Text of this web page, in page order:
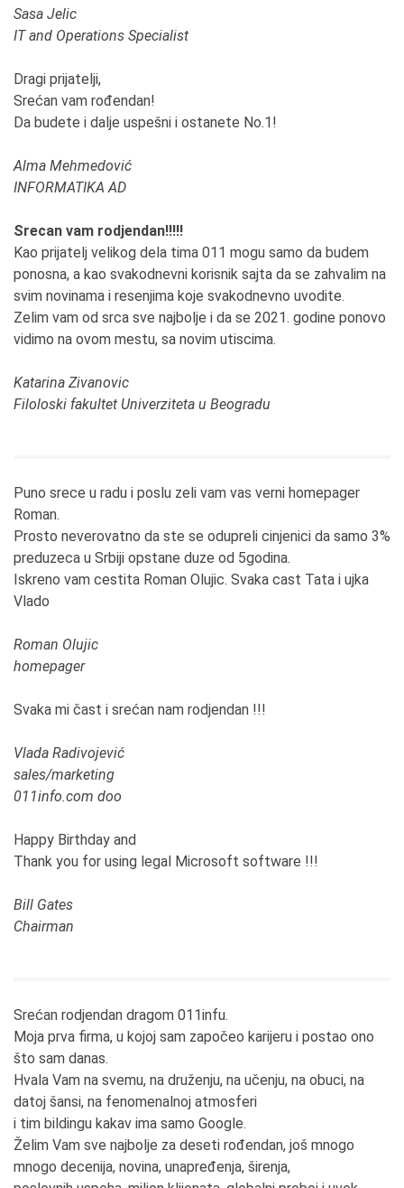
Sasa Jelic
IT and Operations Specialist
Dragi prijatelji,
Srećan vam rođendan!
Da budete i dalje uspešni i ostanete No.1!
Alma Mehmedović
INFORMATIKA AD
Srecan vam rodjendan!!!!!
Kao prijatelj velikog dela tima 011 mogu samo da budem
ponosna, a kao svakodnevni korisnik sajta da se zahvalim na
svim novinama i resenjima koje svakodnevno uvodite.
Zelim vam od srca sve najbolje i da se 2021. godine ponovo
vidimo na ovom mestu, sa novim utiscima.
Katarina Zivanovic
Filoloski fakultet Univerziteta u Beogradu
Puno srece u radu i poslu zeli vam vas verni homepager
Roman.
Prosto neverovatno da ste se odupreli cinjenici da samo 3%
preduzeca u Srbiji opstane duze od 5godina.
Iskreno vam cestita Roman Olujic. Svaka cast Tata i ujka
Vlado
Roman Olujic
homepager
Svaka mi čast i srećan nam rodjendan !!!
Vlada Radivojević
sales/marketing
011info.com doo
Happy Birthday and
Thank you for using legal Microsoft software !!!
Bill Gates
Chairman
Srećan rodjendan dragom 011infu.
Moja prva firma, u kojoj sam započeo karijeru i postao ono
što sam danas.
Hvala Vam na svemu, na druženju, na učenju, na obuci, na
datoj šansi, na fenomenalnoj atmosferi
i tim bildingu kakav ima samo Google.
Želim Vam sve najbolje za deseti rođendan, još mnogo
mnogo decenija, novina, unapređenja, širenja,